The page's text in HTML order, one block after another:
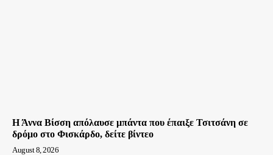
Η Άννα Βίσση απόλαυσε μπάντα που έπαιξε Τσιτσάνη σε
δρόμο στο Φισκάρδο, δείτε βίντεο
August 8, 2026